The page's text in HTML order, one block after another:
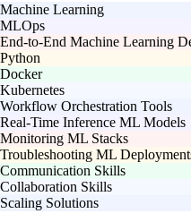
Machine Learning
MLOps
End-to-End Machine Learning
Python
Docker
Kubernetes
Workflow Orchestration Tools
Real-Time Inference ML Models
Monitoring ML Stacks
Troubleshooting ML
Communication Skills
Collaboration Skills
Scaling Solutions